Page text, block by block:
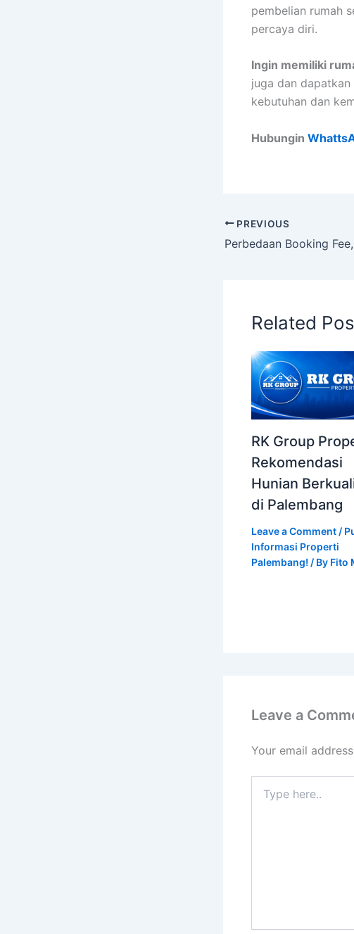
pembelian rumah
percaya diri.
Ingin memiliki
juga dan
kebutuhan dan
Hubungin
PREVIOUS
Related
RK Group
Rekomendasi
Hunian
di Palembang
Leave a Comment /
Informasi Properti
Palembang! / By Fito
Leave a
Your email
here..